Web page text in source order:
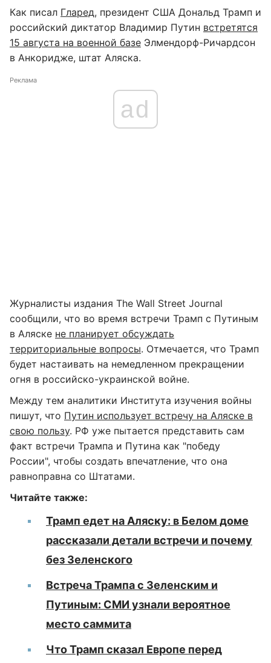
Как писал Гларед, президент США Дональд Трамп и
российский диктатор Владимир Путин встретятся
15 августа на военной базе Элмендорф-Ричардсон
в Анкоридже, штат Аляска.
Реклама
ad
Журналисты издания The Wall Street Journal
сообщили, что во время встречи Трамп с Путиным
в Аляске не планирует обсуждать
территориальные вопросы. Отмечается, что Трамп
будет настаивать на немедленном прекращении
огня в российско-украинской войне.
Между тем аналитики Института изучения войны
пишут, что Путин использует встречу на Аляске в
свою пользу. РФ уже пытается представить сам
факт встречи Трампа и Путина как "победу
России", чтобы создать впечатление, что она
равноправна со Штатами.
Читайте также:
Трамп едет на Аляску: в Белом доме
рассказали детали встречи и почему
без Зеленского
Встреча Трампа с Зеленским и
Путиным: СМИ узнали вероятное
место саммита
Что Трамп сказал Европе перед